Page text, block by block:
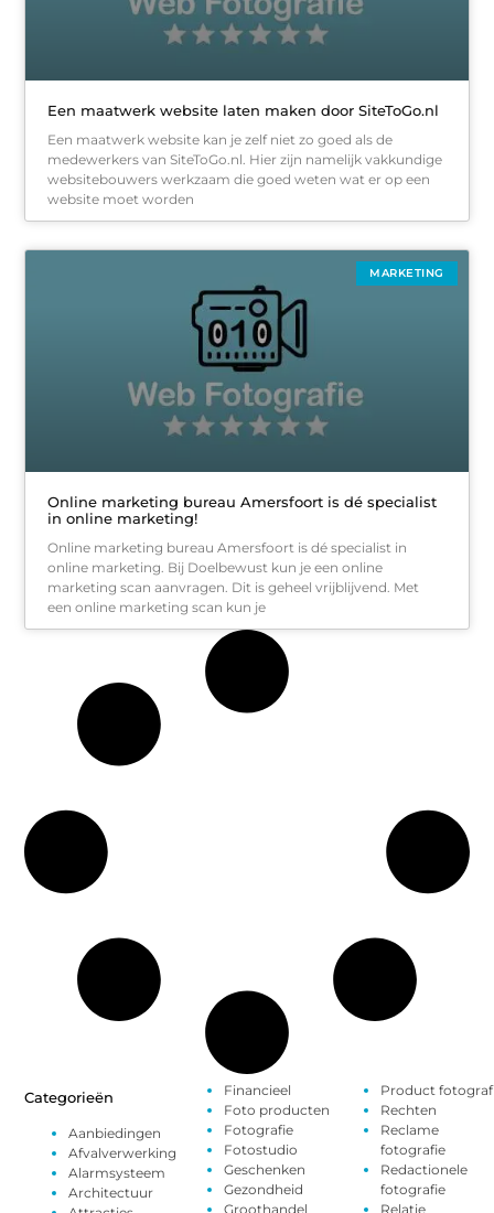
Een maatwerk website laten maken door SiteToGo.nl
Een maatwerk website kan je zelf niet zo goed als de
medewerkers van SiteToGo.nl. Hier zijn namelijk vakkundige
websitebouwers werkzaam die goed weten wat er op een
website moet worden
MARKETING
Online marketing bureau Amersfoort is dé specialist
in online marketing!
Online marketing bureau Amersfoort is dé specialist in
online marketing. Bij Doelbewust kun je een online
marketing scan aanvragen. Dit is geheel vrijblijvend. Met
een online marketing scan kun je
Categorieën
Aanbiedingen
Afvalverwerking
Alarmsysteem
Architectuur
Financieel
Foto producten
Fotografie
Fotostudio
Geschenken
Gezondheid
Groothandel
Product
Rechten
Reclame
fotografie
Redactionele
fotografie
Relatie